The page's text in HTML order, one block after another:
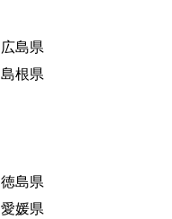
広島県
島根県
徳島県
愛媛県